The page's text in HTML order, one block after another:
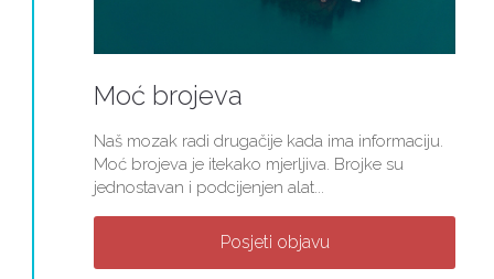
Moć brojeva
Naš mozak radi drugačije kada ima informaciju.
Moć brojeva je itekako mjerljiva. Brojke su
jednostavan i podcijenjen alat...
Posjeti objavu